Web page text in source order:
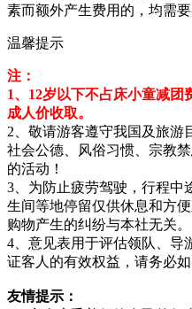
素而额外产生费用的，均需要
温馨提示
注：
1、12岁以下不占床小童减团
成人价收取。
2、敬请游客遵守我国及旅游
社会公德、风俗习惯、宗教
的活动！
3、为防止疲劳驾驶，行程中
生间等地停留仅供休息和方
购物产生的纠纷与本社无关。
4、意见表用于评估领队、导
证客人的有效权益，请务必如
友情提示：